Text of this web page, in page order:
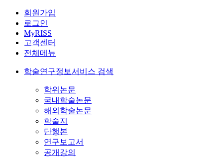
회원가입
로그인
MyRISS
고객센터
전체메뉴
학술연구정보서비스 검색
학위논문
국내학술논문
해외학술논문
학술지
단행본
연구보고서
공개강의